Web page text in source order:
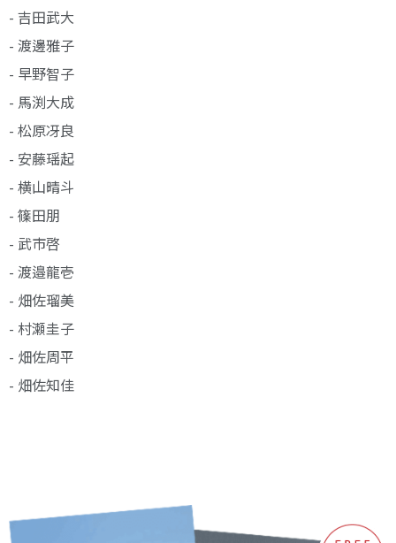
- 吉田武大
- 渡邊雅子
- 早野智子
- 馬渕大成
- 松原冴良
- 安藤瑶起
- 横山晴斗
- 篠田朋
- 武市啓
- 渡邉龍壱
- 畑佐瑠美
- 村瀬圭子
- 畑佐周平
- 畑佐知佳